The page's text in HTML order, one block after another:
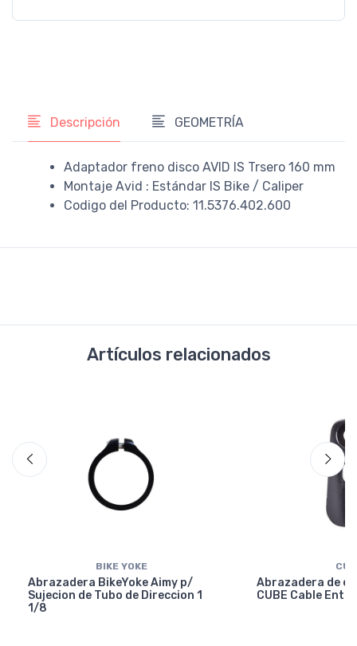
Descripción GEOMETRÍA
Adaptador freno disco AVID IS Trsero 160 mm
Montaje Avid : Estándar IS Bike / Caliper
Codigo del Producto: 11.5376.402.600
Artículos relacionados
BIKE YOKE
Abrazadera BikeYoke Aimy p/
Sujecion de Tubo de Direccion 1
1/8
Abrazadera de
CUBE Cable